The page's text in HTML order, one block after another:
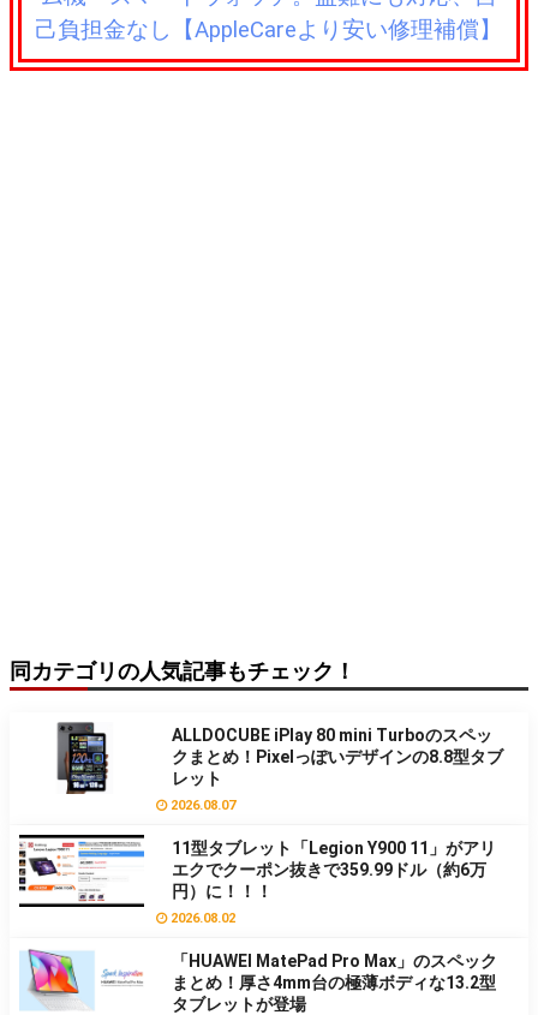
己負担金なし【AppleCareより安い修理補償】
同カテゴリの人気記事もチェック！
ALLDOCUBE iPlay 80 mini Turboのスペッ
クまとめ！Pixelっぽいデザインの8.8型タブ
レット
2026.08.07
11型タブレット「Legion Y900 11」がアリ
エクでクーポン抜きで359.99ドル（約6万
円）に！！！
2026.08.02
「HUAWEI MatePad Pro Max」のスペック
まとめ！厚さ4mm台の極薄ボディな13.2型
タブレットが登場